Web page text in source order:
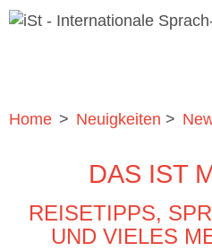
Home > Neuigkeiten >
DAS IST
REISETIPPS,
UND VIELES